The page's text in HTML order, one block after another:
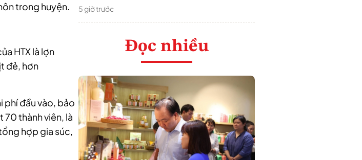
trong huyện.
HTX là lợn
đẻ, hơn
phí đầu vào, bảo
70 thành viên, là
hợp gia súc,
5 giờ trước
Đọc nhiều